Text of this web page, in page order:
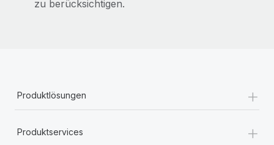
zu berücksichtigen.
Produktlösungen +
Produktservices +